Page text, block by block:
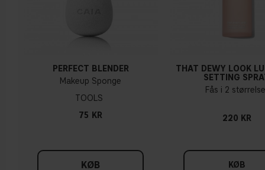
PERFECT BLENDER
Makeup Sponge
TOOLS
75 KR
KØB
THAT DEWY LOOK
SETTING
Fås i 2
220 KR
KØB